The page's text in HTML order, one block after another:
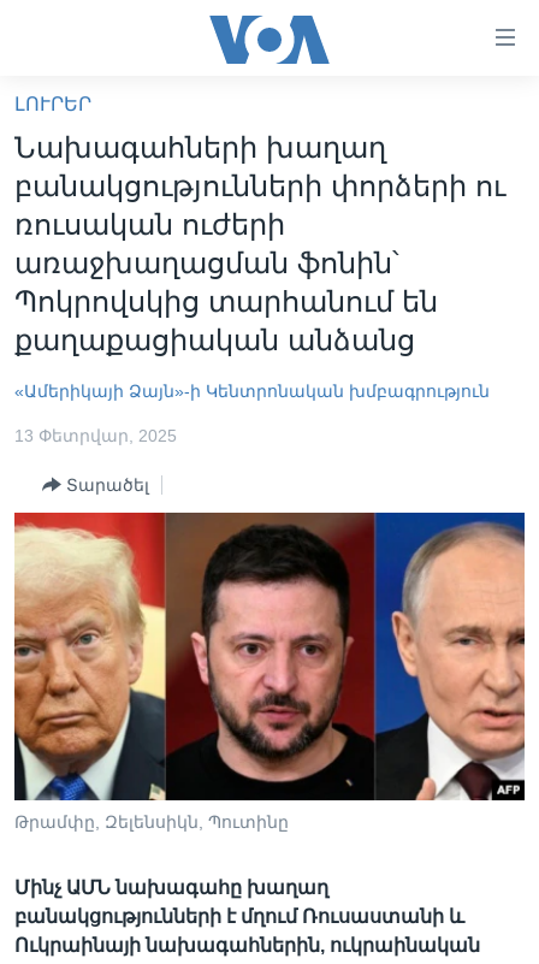
հիմնական
բովանդակությանը
անցնել
հիմնական
բովանդակությանը
հիմնական
բովանդակություն
ԼՈՒՐԵՐ
ՍՓՅՈՒՌՔ
ՏԵՍԱՆՅՈՒԹԵՐ
ՖԻԼՄԵՐ
ՖԻԼՄԵՐ
IN ENGLISH
ՄԵՐ ՄԱՍԻՆ
ՄԵՐ ՄԱՍԻՆ
«ԱՄԵՐԻԿԱՅԻ ՁԱՅՆ»-Ի ԿԱՆՈՆԱԴՐՈՒԹՅՈՒՆ
ԿԱՊ ՄԵԶ ՀԵՏ
ՈՒԿՐԱԻՆԱԿԱՆ ՊԱՏԵՐԱԶՄ
Learning English
ՀԵՏԵՒԵՔ ՄԵԶ
Լեզուներ
ԼՈՒՐԵՐ
Նախագահների խաղաղ
բանակցությունների փորձերի ու
ռուսական ուժերի
առաջխաղացման ֆոնին՝
Պոկրովսկից տարհանում են
քաղաքացիական անձանց
«Ամերիկայի Ձայն»-ի Կենտրոնական խմբագրություն
13 Փետրվար, 2025
Տարածել
Թրամփը, Զելենսիկն, Պուտինը
Մինչ ԱՄՆ նախագահը խաղաղ
բանակցությունների է մղում Ռուսաստանի և
Ուկրաինայի նախագահներին, ուկրաինական